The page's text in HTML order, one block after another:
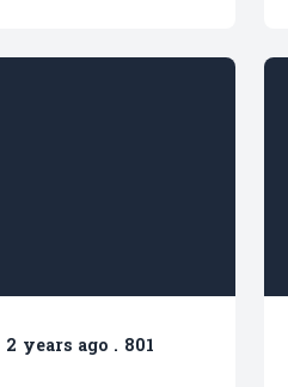
2 years ago . 801